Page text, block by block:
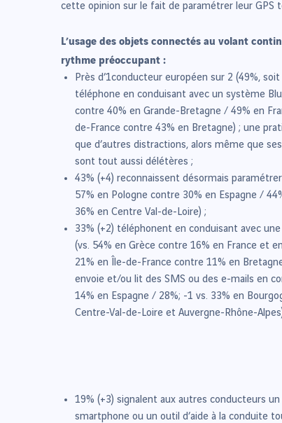
cette opinion sur le fait de paramétrer leur GPS
L’usage des objets connectés au volant
rythme préoccupant :
Près d’1conducteur européen sur 2 (49%,
téléphone en conduisant avec un système
contre 40% en Grande-Bretagne / 49% en
de-France contre 43% en Bretagne) ; une
que d’autres distractions, alors même que
sont tout aussi délétères ;
43% (+4) reconnaissent désormais
57% en Pologne contre 30% en Espagne /
36% en Centre Val-de-Loire) ;
33% (+2) téléphonent en conduisant avec
(vs. 54% en Grèce contre 16% en France et
21% en Île-de-France contre 11% en
envoie et/ou lit des SMS ou des e-mails en
14% en Espagne / 28%; -1 vs. 33% en
Centre-Val-de-Loire et Auvergne-Rhône-
19% (+3) signalent aux autres conducteurs
smartphone ou un outil d’aide à la conduite